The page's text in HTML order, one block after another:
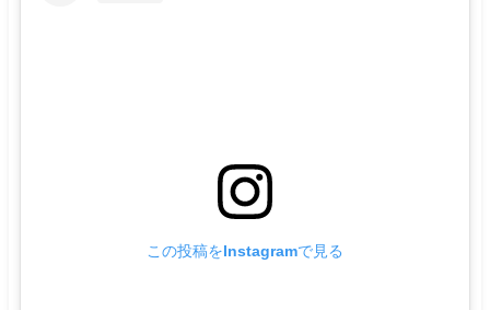
この投稿をInstagramで見る